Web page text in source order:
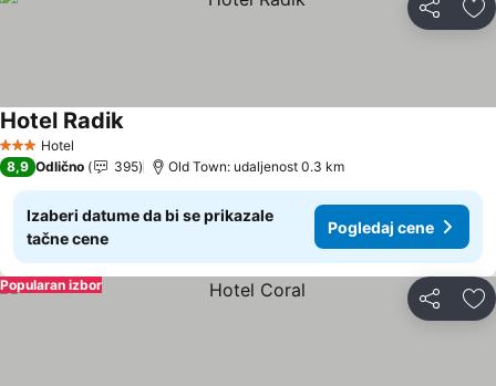
Deli
3 Zvezdice
Hotel
Hotel Radik
8,9 Odlično 395 Old Town: udaljenost 0.3 km
Izaberi datume da bi se prikazale
tačne cene
Pogledaj cene
Deli
Popularan izbor